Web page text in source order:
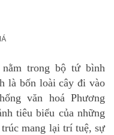
trong bộ tứ bình
là bốn loài cây đi vào
văn hoá Phương
tiêu biểu của những
mang lại trí tuệ, sự